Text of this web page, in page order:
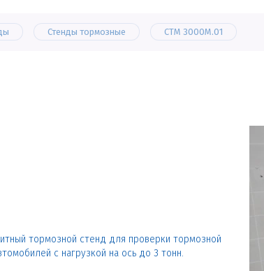
Стенды тормозные СТМ 3000М.01
тормозной стенд для проверки тормозной
с нагрузкой на ось до 3 тонн.